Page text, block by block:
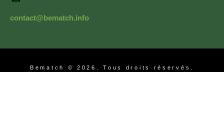
contact@bematch.info
Bematch © 2026. Tous droits réservés.